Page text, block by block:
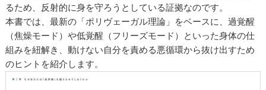
るため、反射的に身を守ろうとしている証拠なのです。
本書では、最新の「ポリヴェーガル理論」をベースに、過覚醒
（焦燥モード）や低覚醒（フリーズモード）といった身体の仕
組みを紐解き、動けない自分を責める悪循環から抜け出すため
のヒントを紹介します。